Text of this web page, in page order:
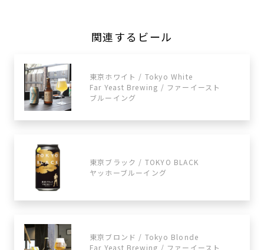
関連するビール
東京ホワイト / Tokyo White
Far Yeast Brewing / ファーイースト
ブルーイング
東京ブラック / TOKYO BLACK
ヤッホーブルーイング
東京ブロンド / Tokyo Blonde
Far Yeast Brewing / ファーイースト